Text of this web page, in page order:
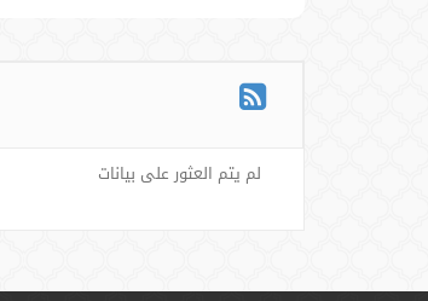
لم يتم العثور على بيانات